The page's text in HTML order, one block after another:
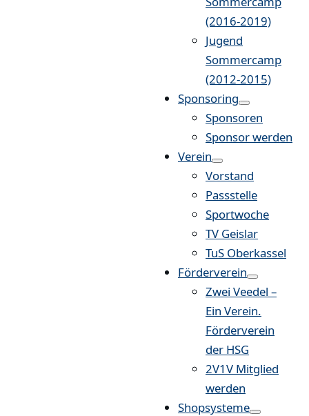
(2016-2019)
Jugend
Sommercamp
(2012-2015)
Sponsoring
Sponsoren
Sponsor werden
Verein
Vorstand
Passstelle
Sportwoche
TV Geislar
TuS Oberkassel
Förderverein
Zwei Veedel –
Ein Verein.
Förderverein
der HSG
2V1V Mitglied
werden
Shopsysteme